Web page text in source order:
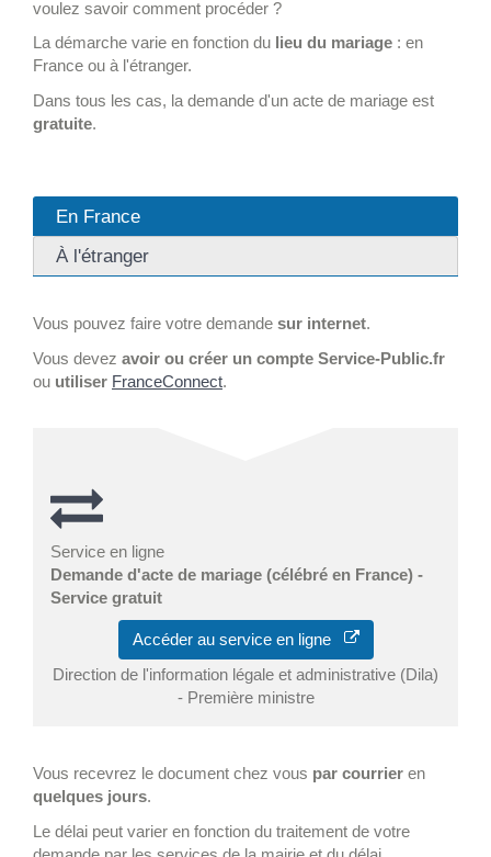
voulez savoir comment procéder ?
La démarche varie en fonction du lieu du mariage : en
France ou à l'étranger.
Dans tous les cas, la demande d'un acte de mariage est
gratuite.
En France
À l'étranger
Vous pouvez faire votre demande sur internet.
Vous devez avoir ou créer un compte Service-Public.fr
ou utiliser FranceConnect.
Service en ligne
Demande d'acte de mariage (célébré en France) -
Service gratuit
Accéder au service en ligne
Direction de l'information légale et administrative (Dila)
- Première ministre
Vous recevrez le document chez vous par courrier en
quelques jours.
Le délai peut varier en fonction du traitement de votre